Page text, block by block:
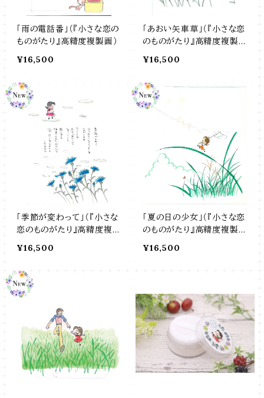
「雨の電話番」（『小さな恋の
ものがたり』高精度複製画）
¥16,500
「あおい矢車草」（『小さな恋
のものがたり』高精度複製
¥16,500
「季節が変わって」（『小さな
恋のものがたり』高精度複製
¥16,500
「夏の日の少女」（『小さな恋
のものがたり』高精度複製
¥16,500